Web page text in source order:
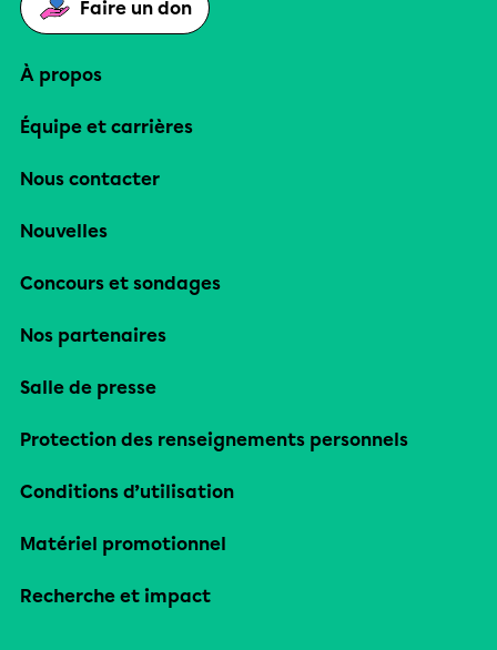
Faire un don
À propos
Équipe et carrières
Nous contacter
Nouvelles
Concours et sondages
Nos partenaires
Salle de presse
Protection des renseignements personnels
Conditions d’utilisation
Matériel promotionnel
Recherche et impact